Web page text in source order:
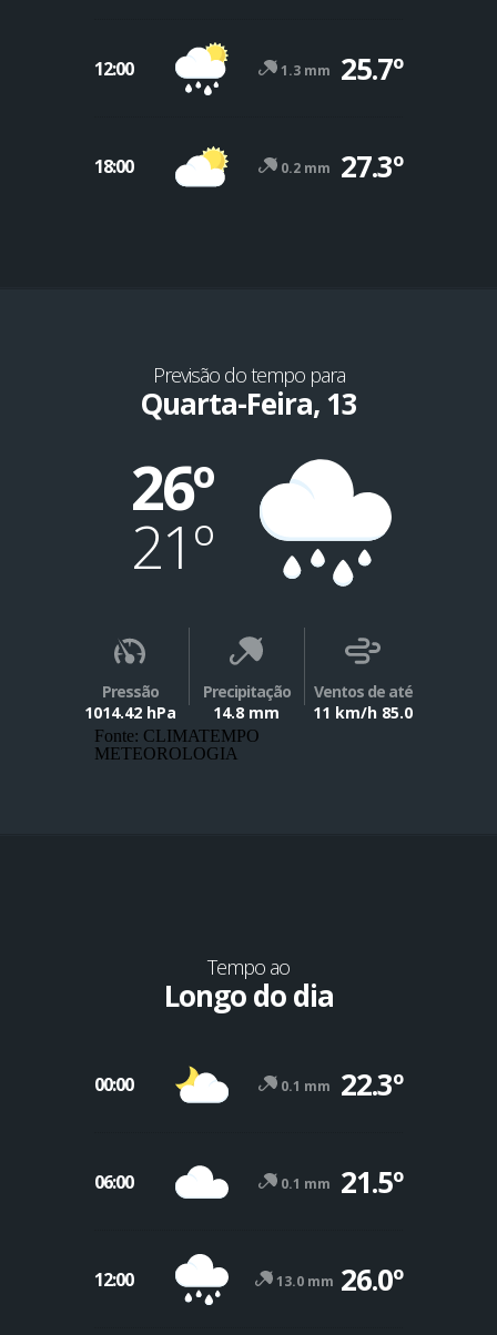
12:00 1.3 mm 25.7º
18:00 0.2 mm 27.3º
Previsão do tempo para
Quarta-Feira, 13
26º
21º
Pressão
1014.42 hPa
Precipitação
14.8 mm
Ventos de até
11 km/h 85.0
Fonte: CLIMATEMPO
METEOROLOGIA
Tempo ao
Longo do dia
00:00 0.1 mm 22.3º
06:00 0.1 mm 21.5º
12:00 13.0 mm 26.0º